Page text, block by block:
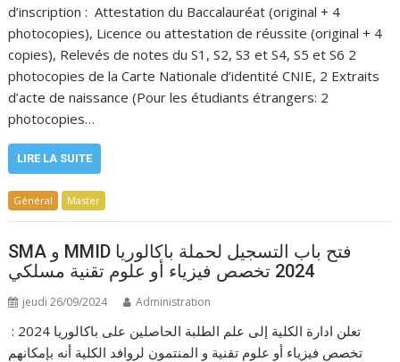
d’inscription : Attestation du Baccalauréat (original + 4
photocopies), Licence ou attestation de réussite (original + 4
copies), Relevés de notes du S1, S2, S3 et S4, S5 et S6 2
photocopies de la Carte Nationale d’identité CNIE, 2 Extraits
d’acte de naissance (Pour les étudiants étrangers: 2
photocopies…
LIRE LA SUITE
Général Master
SMA و MMID فتح باب التسجيل لحملة باكالوريا
2024 تخصص فيزياء أو علوم تقنية مسلكي
jeudi 26/09/2024 Administration
: تعلن ادارة الكلية إلى علم الطلبة الحاصلين على باكالوريا 2024
تخصص فيزياء أو علوم تقنية و المنتمون لروافد الكلية أنه بإمكانهم